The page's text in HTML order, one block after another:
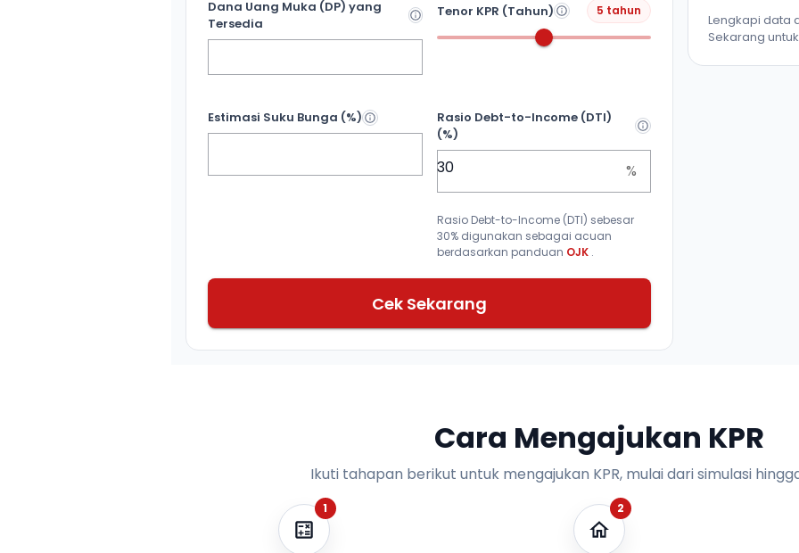
Dana Uang Muka (DP) yang
Tersedia
Tenor KPR (Tahun) 5 tahun
Estimasi Suku Bunga (%)
Rasio Debt-to-Income (DTI)
(%)
%
Rasio Debt-to-Income (DTI) sebesar
30% digunakan sebagai acuan
berdasarkan panduan OJK .
Cek Sekarang
Lengkapi data
Sekarang
Cara Mengajukan KPR
Ikuti tahapan berikut untuk mengajukan KPR, mulai dari simulasi
1 2